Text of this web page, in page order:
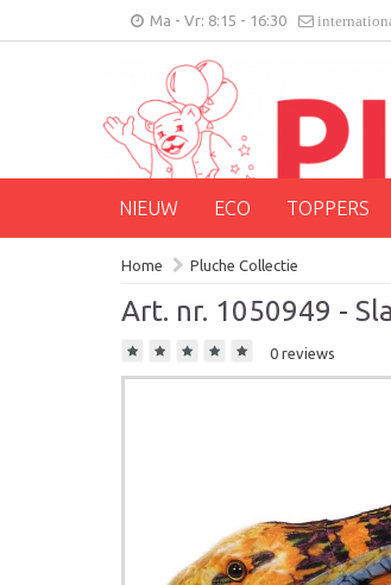
Ma - Vr: 8:15 - 16:30
NIEUW ECO TOPPERS
Home Pluche Collectie
Art. nr. 1050949 -
0 reviews